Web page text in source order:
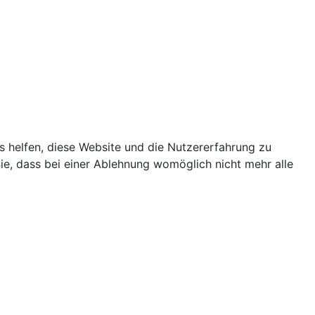
helfen, diese Website und die Nutzererfahrung zu
dass bei einer Ablehnung womöglich nicht mehr alle